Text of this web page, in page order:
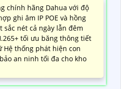
chính hãng Dahua với độ
ghi âm IP POE và hồng
sắc nét cả ngày lẫn đêm
tối ưu băng thông tiết
thống phát hiện con
an ninh tối đa cho kho